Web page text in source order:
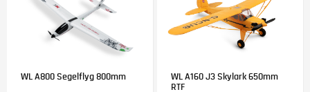
WL A800 Segelflyg 800mm
WL A160 J3 Skylark 650mm
RTF